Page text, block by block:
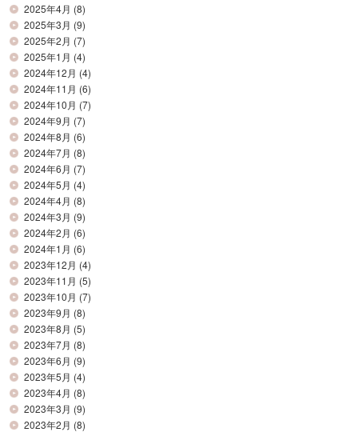
2025年4月 (8)
2025年3月 (9)
2025年2月 (7)
2025年1月 (4)
2024年12月 (4)
2024年11月 (6)
2024年10月 (7)
2024年9月 (7)
2024年8月 (6)
2024年7月 (8)
2024年6月 (7)
2024年5月 (4)
2024年4月 (8)
2024年3月 (9)
2024年2月 (6)
2024年1月 (6)
2023年12月 (4)
2023年11月 (5)
2023年10月 (7)
2023年9月 (8)
2023年8月 (5)
2023年7月 (8)
2023年6月 (9)
2023年5月 (4)
2023年4月 (8)
2023年3月 (9)
2023年2月 (8)